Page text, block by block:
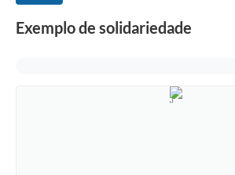
Exemplo de solidariedade